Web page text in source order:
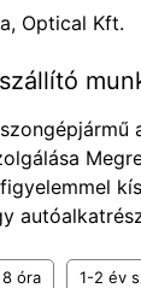
Optical Kft.
óra 1-2 év